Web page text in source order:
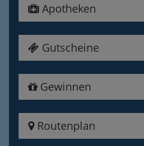
Apotheken
Gutscheine
Gewinnen
Routenplan